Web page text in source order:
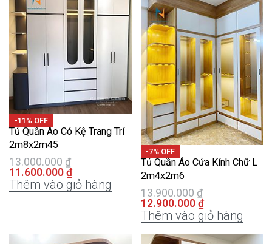
-11% OFF
Tủ Quần Áo Có Kệ Trang Trí
2m8x2m45
13.000.000₫
11.600.000 ₫
Thêm vào giỏ hàng
-7% OFF
Tủ Quần Áo Cửa Kính Chữ L
2m4x2m6
13.900.000₫
12.900.000 ₫
Thêm vào giỏ hàng